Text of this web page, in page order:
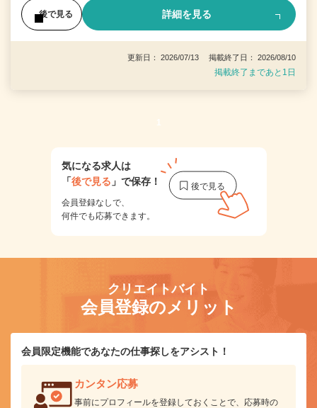
後で見る 詳細を見る
更新日： 2026/07/13 掲載終了日： 2026/08/10
掲載終了まであと1日
1
気になる求人は
「後で見る 」で保存！
会員登録なしで、
何件でも応募できます。
クリエイトバイト
会員登録のメリット
会員限定機能であなたの仕事探しをアシスト！
カンタン応募
事前にプロフィールを登録しておくことで、応募時の